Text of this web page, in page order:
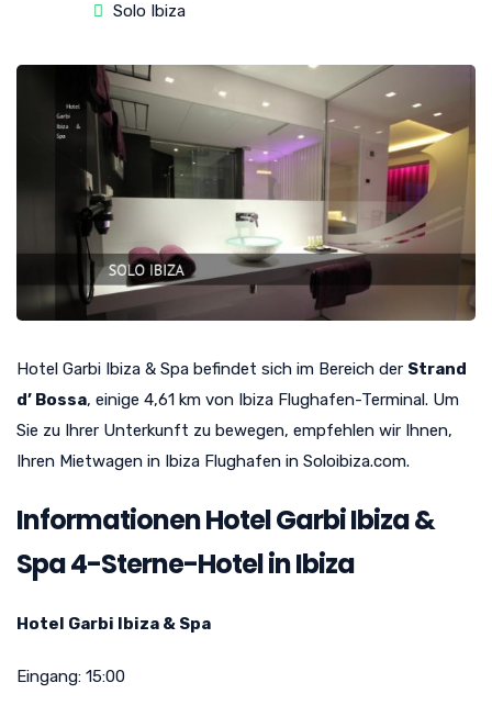
Solo Ibiza
Hotel Garbi Ibiza & Spa befindet sich im Bereich der Strand
d’ Bossa, einige 4,61 km von Ibiza Flughafen-Terminal. Um
Sie zu Ihrer Unterkunft zu bewegen, empfehlen wir Ihnen,
Ihren Mietwagen in Ibiza Flughafen in Soloibiza.com.
Informationen Hotel Garbi Ibiza &
Spa 4-Sterne-Hotel in Ibiza
Hotel Garbi Ibiza & Spa
Eingang: 15:00